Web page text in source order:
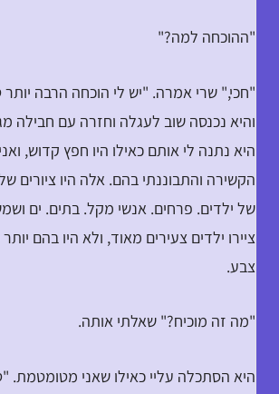
"ההוכחה למה?"
"חכי," שרי אמרה. "יש לי הוכחה הרבה
והיא נכנסה שוב לעגלה וחזרה עם חבילה
היא נתנה לי אותם כאילו היו חפץ קדוש,
הקשירה והתבוננתי בהם. אלה היו ציורים
של ילדים. פרחים. אנשי מקל. בתים. ים
ציירו ילדים צעירים מאוד, ולא היו בהם
צבע.
"מה זה מוכיח?" שאלתי אותה.
היא הסתכלה עליי כאילו שאני מטומטמת.